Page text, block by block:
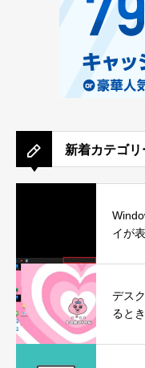
新着カテゴリ
イが
デス
ると